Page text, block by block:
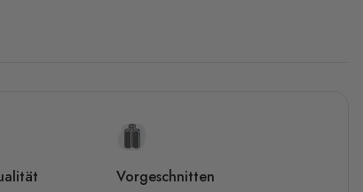
Vorgeschnitten